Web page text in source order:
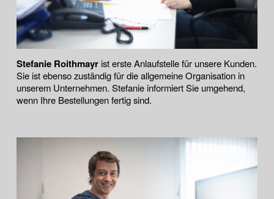
Stefanie Roithmayrist erste Anlaufstelle für unsere Kunden.
Sie ist ebenso zuständig für die allgemeine Organisation in
unserem Unternehmen. Stefanie informiert Sie umgehend,
wenn Ihre Bestellungen fertig sind.